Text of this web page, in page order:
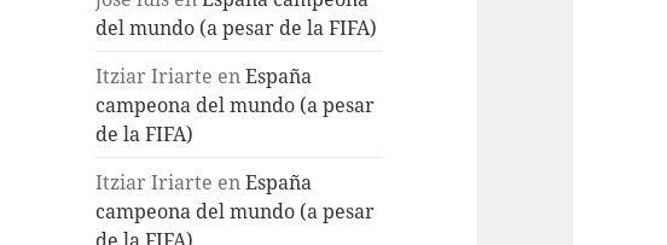
del mundo (a pesar de la FIFA)
Itziar Iriarte enEspaña
campeona del mundo (a pesar
de la FIFA)
Itziar Iriarte enEspaña
campeona del mundo (a pesar